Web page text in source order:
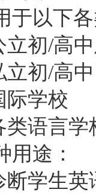
于以下
立初/高
立初/高中
际学校
类语言学
用途：
断学生